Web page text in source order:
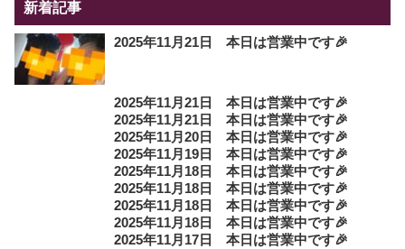
新着記事
2025年11月21日 本日は営業中です🎉
2025年11月21日 本日は営業中です🎉
2025年11月21日 本日は営業中です🎉
2025年11月20日 本日は営業中です🎉
2025年11月19日 本日は営業中です🎉
2025年11月18日 本日は営業中です🎉
2025年11月18日 本日は営業中です🎉
2025年11月18日 本日は営業中です🎉
2025年11月18日 本日は営業中です🎉
2025年11月17日 本日は営業中です🎉